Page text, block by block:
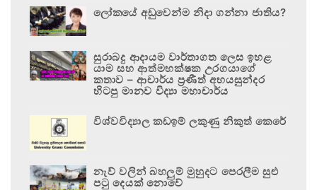
ලෝකයේ අඩුවෙන්ම නිදා ගන්නා ජාතිය?
සුරාබදු ආදායම වාර්තාගත ලෙස ඉහළ
යාම සහ ආත්මභක්ෂක උරගයාගේ
කතාව – ආචාර්ය ප්‍රණීත් අභයසුන්දර
හිටපු මානව විද්‍යා මහාචාර්ය
විශ්වවිද්‍යාල කඩඉම් ලකුණු නිකුත් කෙරේ
නැව් වලින් බහලුම් මුහුදට පෙරලීම සුළු
පටු දෙයක් නොවේ